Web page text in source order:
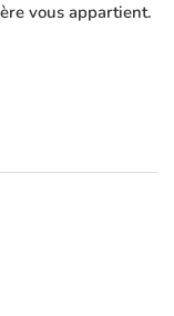
vous appartient.